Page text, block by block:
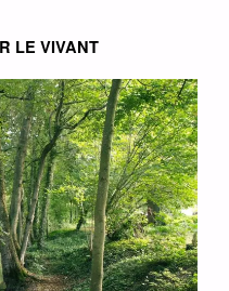
LE VIVANT